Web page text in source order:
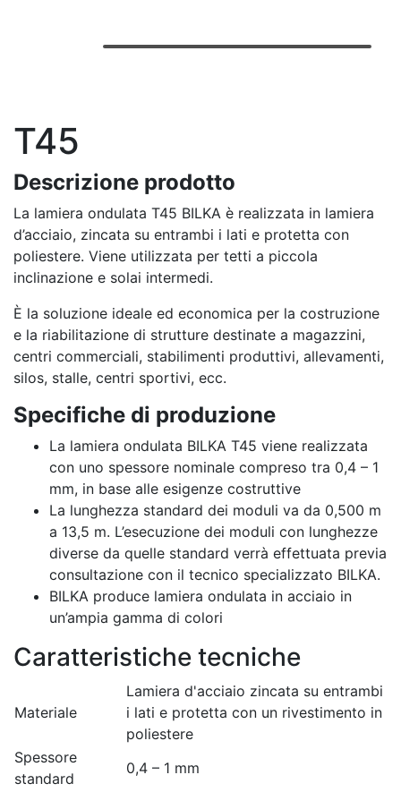
T45
Descrizione prodotto
La lamiera ondulata T45 BILKA è realizzata in lamiera
d’acciaio, zincata su entrambi i lati e protetta con
poliestere. Viene utilizzata per tetti a piccola
inclinazione e solai intermedi.
È la soluzione ideale ed economica per la costruzione
e la riabilitazione di strutture destinate a magazzini,
centri commerciali, stabilimenti produttivi, allevamenti,
silos, stalle, centri sportivi, ecc.
Specifiche di produzione
La lamiera ondulata BILKA T45 viene realizzata
con uno spessore nominale compreso tra 0,4 – 1
mm, in base alle esigenze costruttive
La lunghezza standard dei moduli va da 0,500 m
a 13,5 m. L’esecuzione dei moduli con lunghezze
diverse da quelle standard verrà effettuata previa
consultazione con il tecnico specializzato BILKA.
BILKA produce lamiera ondulata in acciaio in
un’ampia gamma di colori
Caratteristiche tecniche
Materiale
Lamiera d'acciaio zincata su entrambi
i lati e protetta con un rivestimento in
poliestere
Spessore
standard
0,4 – 1 mm